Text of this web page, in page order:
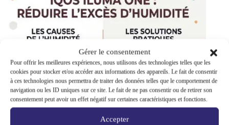
Gérer le consentement
Pour offrir les meilleures expériences, nous utilisons des technologies telles que les
cookies pour stocker et/ou accéder aux informations des appareils. Le fait de consentir
à ces technologies nous permettra de traiter des données telles que le comportement de
navigation ou les ID uniques sur ce site. Le fait de ne pas consentir ou de retirer son
consentement peut avoir un effet négatif sur certaines caractéristiques et fonctions.
Accepter